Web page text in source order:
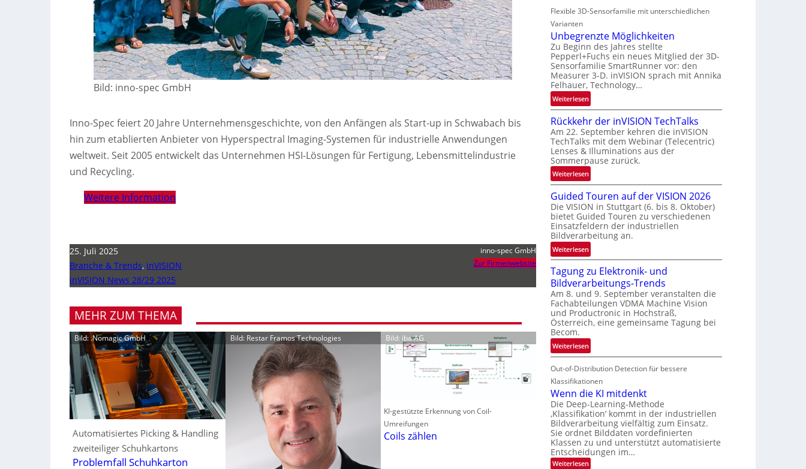
Bild: inno-spec GmbH
Inno-Spec feiert 20 Jahre Unternehmensgeschichte, von den Anfängen als Start-up in Schwabach bis
hin zum etablierten Anbieter von Hyperspectral Imaging-Systemen für industrielle Anwendungen
weltweit. Seit 2005 entwickelt das Unternehmen HSI-Lösungen für Fertigung, Lebensmittelindustrie
und Recycling.
Weitere Information
25. Juli 2025
Branche & Trends, inVISION
inVISION News 28/29 2025
inno-spec GmbH
Zur Firmenwebsite
MEHR ZUM THEMA
Bild: .Nomagic GmbH
Automatisiertes Picking & Handling
zweiteiliger Schuhkartons
Problemfall Schuhkarton
Bild: Restar Framos Technologies Bild: iba AG
KI-gestützte Erkennung von Coil-
Umreifungen
Coils zählen
e
s
-
B
-
R
u
n
d
e
o
n
N
e
w
s
Flexible 3D-Sensorfamilie mit unterschiedlichen
Varianten
Unbegrenzte Möglichkeiten
Zu Beginn des Jahres stellte
Pepperl+Fuchs ein neues Mitglied der 3D-
Sensorfamilie SmartRunner vor: den
Measurer 3-D. inVISION sprach mit Annika
Felhauer, Technology…
Weiterlesen:
U
n
b
e
g
r
e
z
t
e
M
g
l
i
c
h
k
e
i
t
e
n
Rückkehr der inVISION TechTalks
Am 22. September kehren die inVISION
TechTalks mit dem Webinar (Telecentric)
Lenses & Illuminations aus der
Sommerpause zurück.
Weiterlesen:
R
ü
c
k
k
e
h
d
e
r
i
n
I
S
I
O
N
T
e
c
h
T
a
Guided Touren auf der VISION 2026
Die VISION in Stuttgart (6. bis 8. Oktober)
bietet Guided Touren zu verschiedenen
Einsatzfeldern der industriellen
Bildverarbeitung an.
Weiterlesen:
G
u
i
d
e
d
T
o
u
e
n
a
u
f
d
e
r
V
Tagung zu Elektronik- und
Bildverarbeitungs-Trends
Am 8. und 9. September veranstalten die
Fachabteilungen VDMA Machine Vision
und Productronic in Hochstraß,
Österreich, eine gemeinsame Tagung bei
Becom.
Weiterlesen:
T
a
g
u
n
g
z
u
E
l
Out-of-Distribution Detection für bessere
Klassifikationen
Wenn die KI mitdenkt
Die Deep-Learning-Methode
‚Klassifikation‘ kommt in der industriellen
Bildverarbeitung vielfältig zum Einsatz.
Sie ordnet Bilddaten vordefinierten
Klassen zu und unterstützt automatisierte
Entscheidungen im…
Weiterlesen: